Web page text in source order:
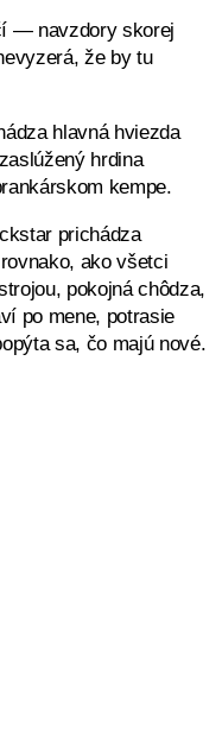
— navzdory skorej
že by tu
hlavná hviezda
hrdina
kempe.
prichádza
ako všetci
pokojná chôdza,
po mene, potrasie
sa, čo majú nové.